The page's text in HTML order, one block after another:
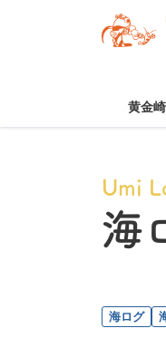
黄金
Umi
海
海ログ